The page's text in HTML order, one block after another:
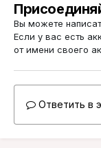
Вы можете
Если у вас есть
от имени своего
Ответить в